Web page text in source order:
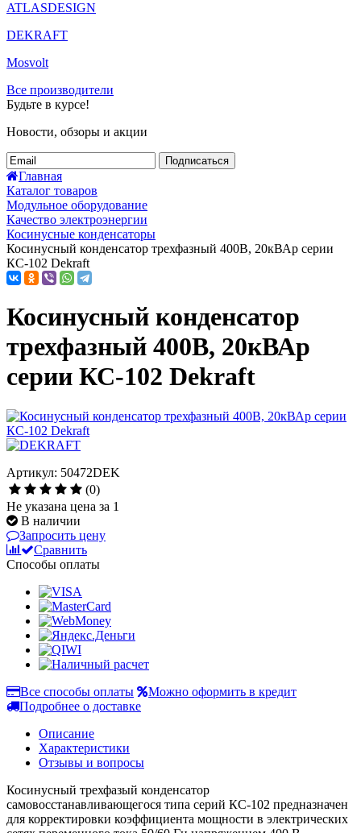
ATLASDESIGN
DEKRAFT
Mosvolt
Все производители
Будьте в курсе!
Новости, обзоры и акции
Подписаться
Главная
Каталог товаров
Модульное оборудование
Качество электроэнергии
Косинусные конденсаторы
Косинусный конденсатор трехфазный 400В, 20кВАр серии
КС-102 Dekraft
Косинусный конденсатор
трехфазный 400В, 20кВАр
серии КС-102 Dekraft
Артикул: 50472DEK
(0)
Не указана цена за 1
В наличии
Запросить цену
Сравнить
Способы оплаты
Все способы оплаты
Можно оформить в кредит
Подробнее о доставке
Описание
Характеристики
Отзывы и вопросы
Косинусный трехфазый конденсатор
самовосстанавливающегося типа серий КС-102 предназначен
для корректировки коэффициента мощности в электрических